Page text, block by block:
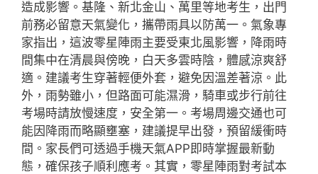
造成影響。基隆、新北金山、萬里等地考生，出門
前務必留意天氣變化，攜帶雨具以防萬一。氣象專
家指出，這波零星陣雨主要受東北風影響，降雨時
間集中在清晨與傍晚，白天多雲時陰，體感涼爽舒
適。建議考生穿著輕便外套，避免因溫差著涼。此
外，雨勢雖小，但路面可能濕滑，騎車或步行前往
考場時請放慢速度，安全第一。考場周邊交通也可
能因降雨而略顯壅塞，建議提早出發，預留緩衝時
間。家長們可透過手機天氣APP即時掌握最新動
態，確保孩子順利應考。其實，零星陣雨對考試本